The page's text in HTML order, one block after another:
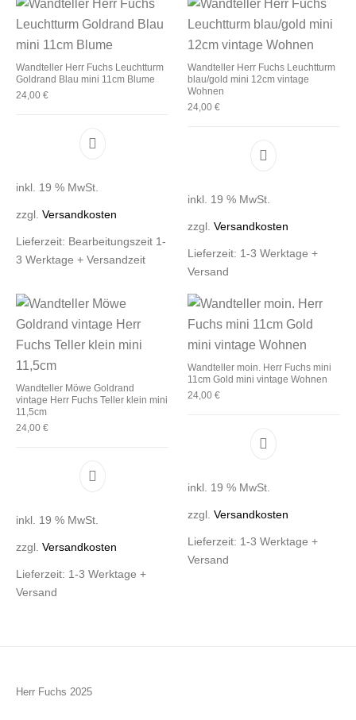
Wandteller Herr Fuchs Leuchtturm
Goldrand Blau mini 11cm Blume
24,00€
inkl. 19 % MwSt.
zzgl.Versandkosten
Lieferzeit: Bearbeitungszeit 1-
3 Werktage + Versandzeit
Wandteller Herr Fuchs Leuchtturm
blau/gold mini 12cm vintage
Wohnen
24,00 €
inkl. 19 % MwSt.
zzgl. Versandkosten
Lieferzeit: 1-3 Werktage +
Versand
Wandteller Möwe Goldrand
vintage Herr Fuchs Teller klein mini
11,5cm
24,00€
inkl. 19 % MwSt.
zzgl.Versandkosten
Lieferzeit: 1-3 Werktage +
Versand
Wandteller moin. Herr Fuchs mini
11cm Gold mini vintage Wohnen
24,00 €
inkl. 19 % MwSt.
zzgl. Versandkosten
Lieferzeit: 1-3 Werktage +
Versand
Herr Fuchs 2025